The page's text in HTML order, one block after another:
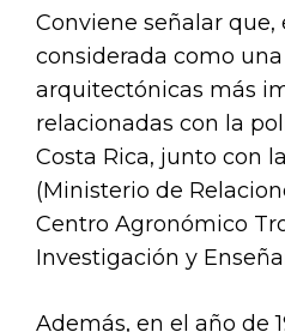
Conviene señalar que,
considerada como
arquitectónicas más
relacionadas con la
Costa Rica, junto con
(Ministerio de
Centro Agronómico
Investigación y
Además, en el año de